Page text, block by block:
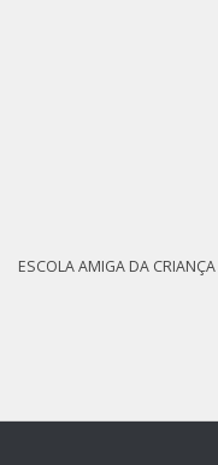
ESCOLA AMIGA DA CRIANÇA